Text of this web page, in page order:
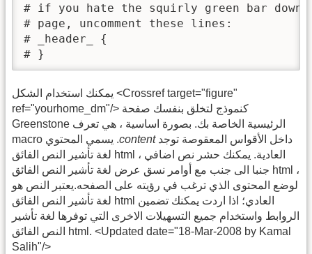
# if you hate the squirly green bar
# page, uncomment these lines:
# _header_ {
# }
يمكنك استخدام الشكل <Crossref target="figure"
ref="yourhome_dm"/> كنموذج لتخلق بنفسك صفحة
Greenstone الرئيسية الخاصة بك. بصورة اساسية ، هي تعرف
macro يسمي المحتوي .contentداخل الأقواس المعقوصة توجد
لغة تأشير النص الفائق html العادية. يمكنك حشر نص اضافي ،
جنبا الى جنب مع أوامر نسق عرض لغة تأشير النص الفائق html ،
لوضع المحتوى الذي ترغب في رؤيته على الصفحه.يعتبر النص هو
لغة تأشير النص الفائق html العادي؛ اذا اردت يمكنك تضمين
الروابط واستخدام جميع التسهيلات الاخرى التي توفرها لغة تأشير
النص الفائق html. <Updated date="18-Mar-2008 by Kamal
Salih"/>